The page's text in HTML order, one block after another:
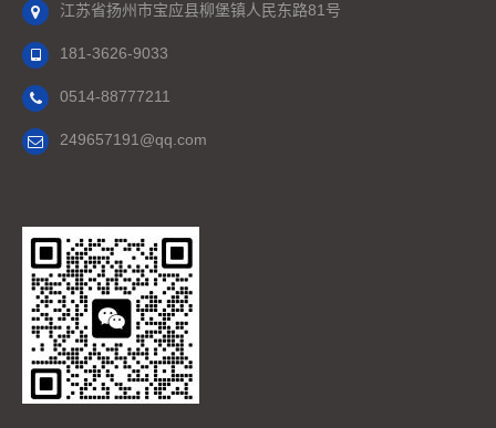
江苏省扬州市宝应县柳堡镇人民东路81号
181-3626-9033
0514-88777211
249657191@qq.com